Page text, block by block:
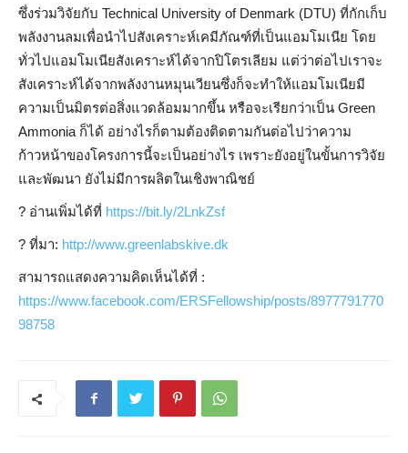
ซึ่งร่วมวิจัยกับ Technical University of Denmark (DTU) ที่กักเก็บ
พลังงานลมเพื่อนำไปสังเคราะห์เคมีภัณฑ์ที่เป็นแอมโมเนีย โดย
ทั่วไปแอมโมเนียสังเคราะห์ได้จากปิโตรเลียม แต่ว่าต่อไปเราจะ
สังเคราะห์ได้จากพลังงานหมุนเวียนซึ่งก็จะทำให้แอมโมเนียมี
ความเป็นมิตรต่อสิ่งแวดล้อมมากขึ้น หรือจะเรียกว่าเป็น Green
Ammonia ก็ได้ อย่างไรก็ตามต้องติดตามกันต่อไปว่าความ
ก้าวหน้าของโครงการนี้จะเป็นอย่างไร เพราะยังอยู่ในขั้นการวิจัย
และพัฒนา ยังไม่มีการผลิตในเชิงพาณิชย์
?️ อ่านเพิ่มได้ที่ https://bit.ly/2LnkZsf
? ที่มา: http://www.greenlabskive.dk
สามารถแสดงความคิดเห็นได้ที่ :
https://www.facebook.com/ERSFellowship/posts/8977791770
98758